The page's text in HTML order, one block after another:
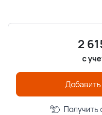
2
с
Добавить
Получить